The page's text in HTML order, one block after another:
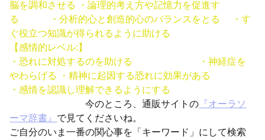
脳を調和させる ・論理的考え方や記憶力を促進す
る ・分析的心と創造的心のバランスをとる ・す
ぐ役立つ知識が得られるように助ける
【感情的レベル:】
・恐れに対処するのを助ける ・神経症を
やわらげる ・精神に起因する恐れに効果がある
・感情を認識し理解できるようにする
今のところ、通販サイトの 『オーラソ
ーマ辞書』 で見てくださいね。
ご自分のいま一番の関心事を「キーワード」にして検索